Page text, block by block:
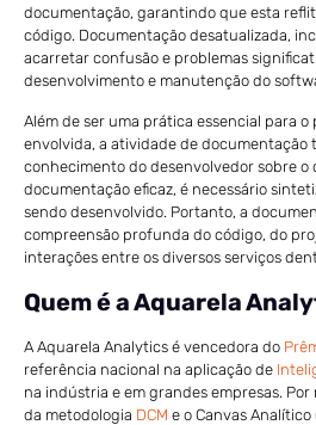
documentação, garantindo que esta
código. Documentação desatualizada,
acarretar confusão e problemas
desenvolvimento e manutenção do
Além de ser uma prática essencial para
envolvida, a atividade de documentação
conhecimento do desenvolvedor sobre o
documentação eficaz, é necessário
sendo desenvolvido. Portanto, a
compreensão profunda do código, do
interações entre os diversos serviços
Quem é a Aquarela
A Aquarela Analytics é vencedora do
referência nacional na aplicação de
na indústria e em grandes empresas.
da metodologia DCM e o Canvas Analítico